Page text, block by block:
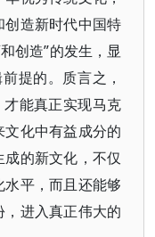
造新时代中国特
创造”的发生，显
提的。质言之，
才能真正实现马克
化中有益成分的
的新文化，不仅
平，而且还能够
进入真正伟大的